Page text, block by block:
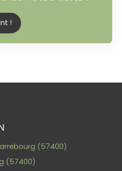
!
(57400)
(57400)